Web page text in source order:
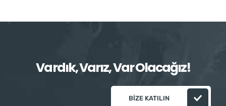
Vardık, Varız, Var Olacağız!
BIZE KATILIN